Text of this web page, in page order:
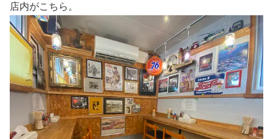
店内がこちら。